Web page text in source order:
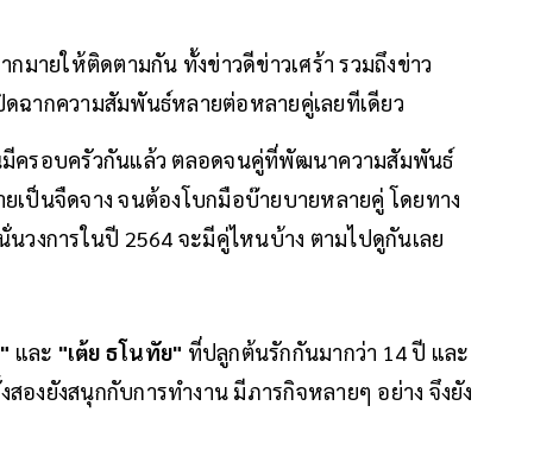
มายให้ติดตามกัน ทั้งข่าวดีข่าวเศร้า รวมถึงข่าว
ฉากความสัมพันธ์หลายต่อหลายคู่เลยทีเดียว
ครอบครัวกันแล้ว ตลอดจนคู่ที่พัฒนาความสัมพันธ์
เป็นจืดจาง จนต้องโบกมือบ๊ายบายหลายคู่ โดยทาง
วงการในปี 2564 จะมีคู่ไหนบ้าง ตามไปดูกันเลย
และ "เต้ย ธโนทัย" ที่ปลูกต้นรักกันมากว่า 14 ปี และ
องยังสนุกกับการทำงาน มีภารกิจหลายๆ อย่าง จึงยัง